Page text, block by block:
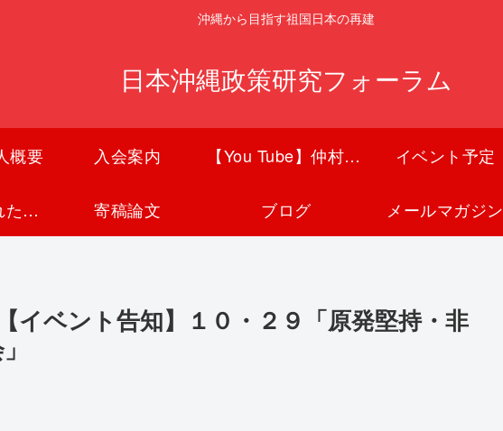
沖縄から目指す祖国日本の再建
日本沖縄政策研究フォーラム
概要 入会案内 【You Tube】仲村覚チャンネル イベント予定
書籍：「狙われた沖縄〜真実の沖縄史が日本を救う〜」 寄稿論文 ブログ メールマガジン
イベント告知】１０・２９「原発堅持・非